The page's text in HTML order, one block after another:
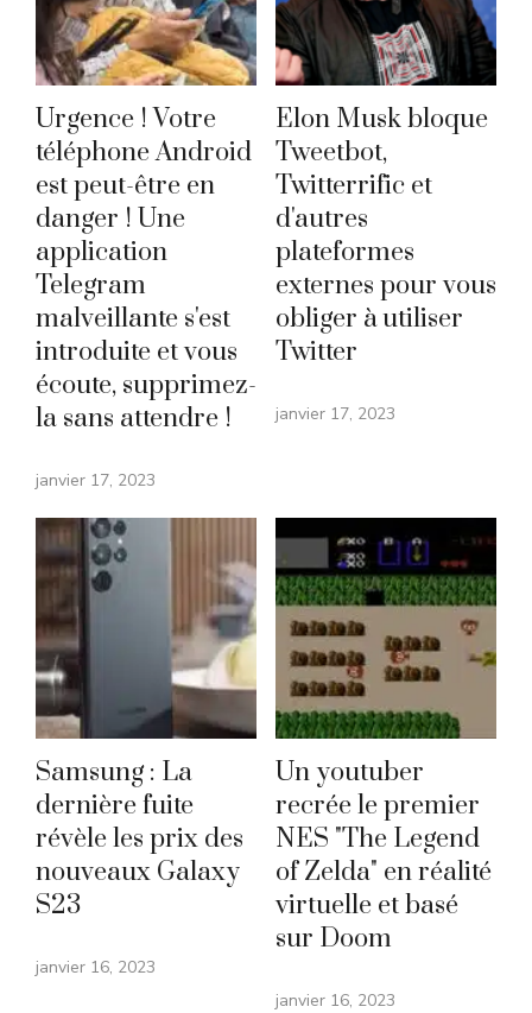
Urgence ! Votre
téléphone Android
est peut-être en
danger ! Une
application
Telegram
malveillante s'est
introduite et vous
écoute, supprimez-
la sans attendre !
janvier 17, 2023
Elon Musk bloque
Tweetbot,
Twitterrific et
d'autres
plateformes
externes pour vous
obliger à utiliser
Twitter
janvier 17, 2023
Samsung : La
dernière fuite
révèle les prix des
nouveaux Galaxy
S23
janvier 16, 2023
Un youtuber
recrée le premier
NES "The Legend
of Zelda" en réalité
virtuelle et basé
sur Doom
janvier 16, 2023